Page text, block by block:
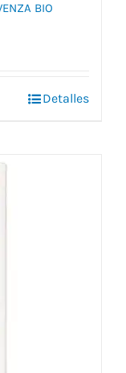
BIO
Detalles